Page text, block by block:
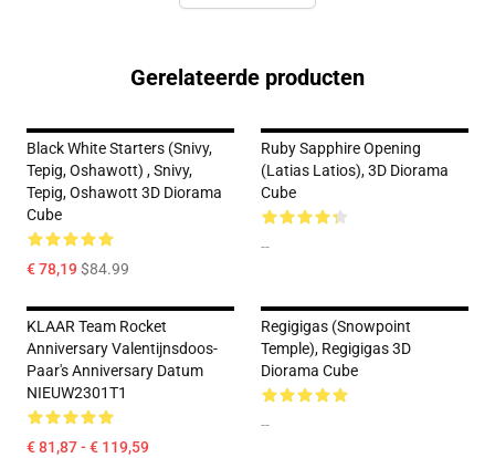
Gerelateerde producten
Black White Starters (Snivy,
Tepig, Oshawott) , Snivy,
Tepig, Oshawott 3D Diorama
Cube
€ 78,19$84.99
Ruby Sapphire Opening
(Latias Latios), 3D Diorama
Cube
--
KLAAR Team Rocket
Anniversary Valentijnsdoos-
Paar's Anniversary Datum
NIEUW2301T1
€ 81,87 - € 119,59
Regigigas (Snowpoint
Temple), Regigigas 3D
Diorama Cube
--